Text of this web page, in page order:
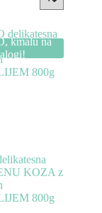
kmalu na
KOZA z
800g